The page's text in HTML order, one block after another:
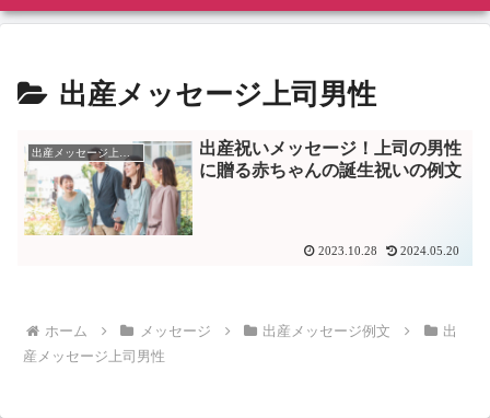
出産メッセージ上司男性
出産祝いメッセージ！上司の男性
に贈る赤ちゃんの誕生祝いの例文
2023.10.28 2024.05.20
ホーム メッセージ 出産メッセージ例文
出
産メッセージ上司男性